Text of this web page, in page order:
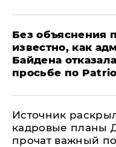
Без объяснения
известно, как
Байдена
просьбе по
​Источник
кадровые планы
прочат важный